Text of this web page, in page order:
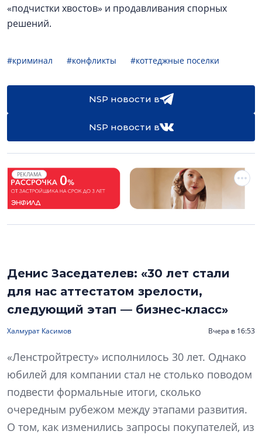
«подчистки хвостов» и продавливания спорных
решений.
#криминал #конфликты #коттеджные поселки
NSP новости в
NSP новости в
РЕКЛАМА
Денис Заседателев: «30 лет стали
для нас аттестатом зрелости,
следующий этап — бизнес-класс»
Халмурат Касимов Вчера в 16:53
«Ленстройтресту» исполнилось 30 лет. Однако
юбилей для компании стал не столько поводом
подвести формальные итоги, сколько
очередным рубежом между этапами развития.
О том, как изменились запросы покупателей, из